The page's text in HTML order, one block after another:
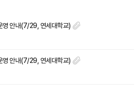
안내(7/29, 연세대학교)
안내(7/29, 연세대학교)